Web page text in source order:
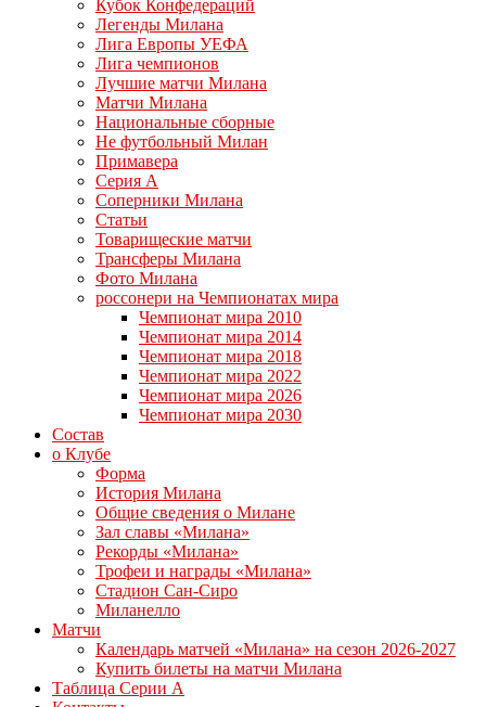
Кубок Конфедераций
Легенды Милана
Лига Европы УЕФА
Лига чемпионов
Лучшие матчи Милана
Матчи Милана
Национальные сборные
Не футбольный Милан
Примавера
Серия А
Соперники Милана
Статьи
Товарищеские матчи
Трансферы Милана
Фото Милана
россонери на Чемпионатах мира
Чемпионат мира 2010
Чемпионат мира 2014
Чемпионат мира 2018
Чемпионат мира 2022
Чемпионат мира 2026
Чемпионат мира 2030
Состав
о Клубе
Форма
История Милана
Общие сведения о Милане
Зал славы «Милана»
Рекорды «Милана»
Трофеи и награды «Милана»
Стадион Сан-Сиро
Миланелло
Матчи
Календарь матчей «Милана» на сезон 2026-2027
Купить билеты на матчи Милана
Таблица Серии А